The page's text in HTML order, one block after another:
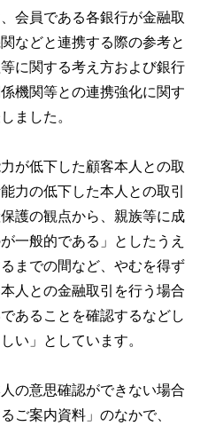
会員である各銀行が金融取
などと連携する際の参考と
に関する考え方および銀行
機関等との連携強化に関す
ました。
が低下した顧客本人との取
力の低下した本人との取引
護の観点から、親族等に成
一般的である」としたうえ
までの間など、やむを得ず
人との金融取引を行う場合
あることを確認するなどし
い」としています。
の意思確認ができない場合
ご案内資料」のなかで、